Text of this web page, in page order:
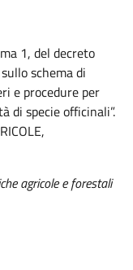
1, del decreto
schema di
e procedure per
di specie officinali”.
agricole e forestali